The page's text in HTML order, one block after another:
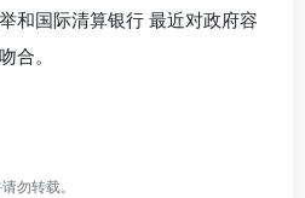
和国际清算银行 最近对政府容
合。
勿转载。